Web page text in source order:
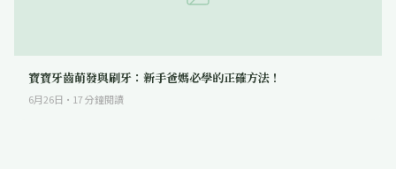
寶寶牙齒萌發與刷牙：新手爸媽必學的正確方法！
6月26日 · 17分鐘閱讀